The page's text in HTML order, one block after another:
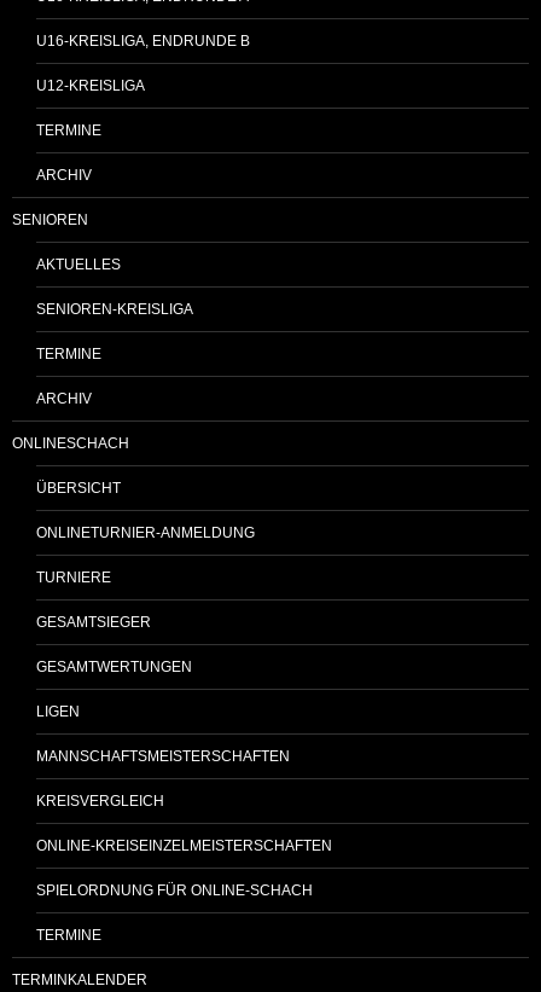
U16-KREISLIGA, ENDRUNDE B
U12-KREISLIGA
TERMINE
ARCHIV
SENIOREN
AKTUELLES
SENIOREN-KREISLIGA
TERMINE
ARCHIV
ONLINESCHACH
ÜBERSICHT
ONLINETURNIER-ANMELDUNG
TURNIERE
GESAMTSIEGER
GESAMTWERTUNGEN
LIGEN
MANNSCHAFTSMEISTERSCHAFTEN
KREISVERGLEICH
ONLINE-KREISEINZELMEISTERSCHAFTEN
SPIELORDNUNG FÜR ONLINE-SCHACH
TERMINE
TERMINKALENDER